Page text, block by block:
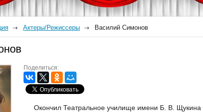
Актеры/Режиссеры Василий Симонов
Поделиться:
Окончил Театральное училище имени Б. В. Щукина